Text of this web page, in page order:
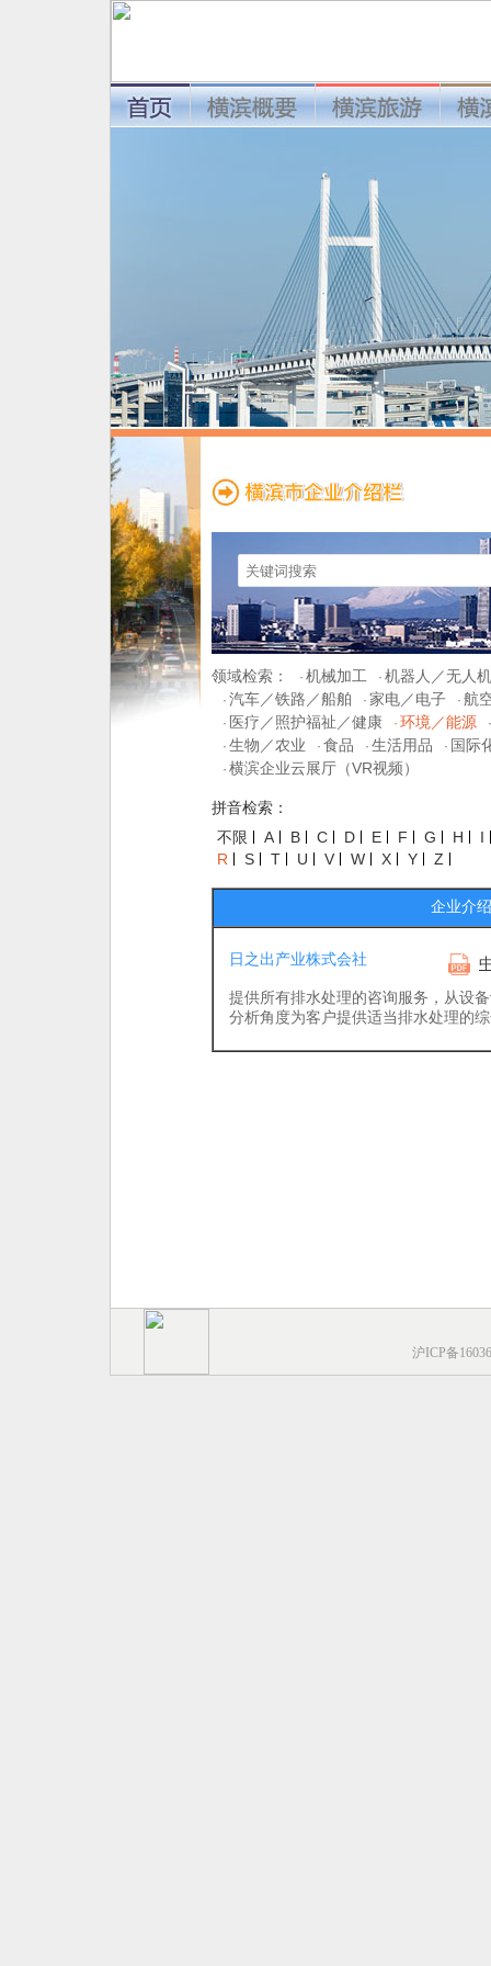
领域检索： · 机械加工 · 机器人／无人机
· 汽车／铁路／船舶 · 家电／电子 · 航
· 医疗／照护福祉／健康 · 环境／能源
·
· 生物／农业 · 食品 · 生活用品 · 国际
· 横滨企业云展厅（VR视频）
拼音检索：
不限
A B C D E F G H
I
R
S T U V W X Y Z
企业介绍
日之出产业株式会社
提供所有排水处理的咨询服务，从设
分析角度为客户提供适当排水处理的
沪ICP备